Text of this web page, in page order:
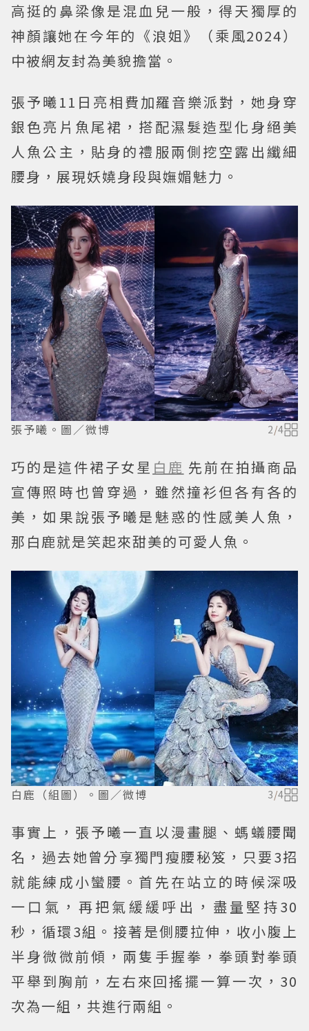
高挺的鼻梁像是混血兒一般，得天獨厚的
神顏讓她在今年的《浪姐》（乘風2024）
中被網友封為美貌擔當。
張予曦11日亮相費加羅音樂派對，她身穿
銀色亮片魚尾裙，搭配濕髮造型化身絕美
人魚公主，貼身的禮服兩側挖空露出纖細
腰身，展現妖嬈身段與嫵媚魅力。
張予曦。圖／微博 2/4
巧的是這件裙子女星 白鹿 先前在拍攝商品
宣傳照時也曾穿過，雖然撞衫但各有各的
美，如果說張予曦是魅惑的性感美人魚，
那白鹿就是笑起來甜美的可愛人魚。
白鹿（組圖）。圖／微博 3/4
事實上，張予曦一直以漫畫腿、螞蟻腰聞
名，過去她曾分享獨門瘦腰秘笈，只要3招
就能練成小蠻腰。首先在站立的時候深吸
一口氣，再把氣緩緩呼出，盡量堅持30
秒，循環3組。接著是側腰拉伸，收小腹上
半身微微前傾，兩隻手握拳，拳頭對拳頭
平舉到胸前，左右來回搖擺一算一次，30
次為一組，共進行兩組。